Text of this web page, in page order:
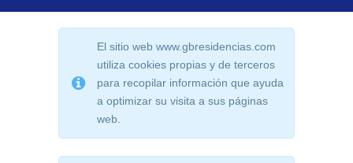
El sitio web www.gbresidencias.com
utiliza cookies propias y de terceros
para recopilar información que ayuda
a optimizar su visita a sus páginas
web.